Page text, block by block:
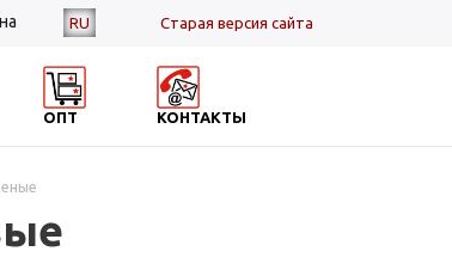
RU Cтарая версия сайта
ОПТ КОНТАКТЫ